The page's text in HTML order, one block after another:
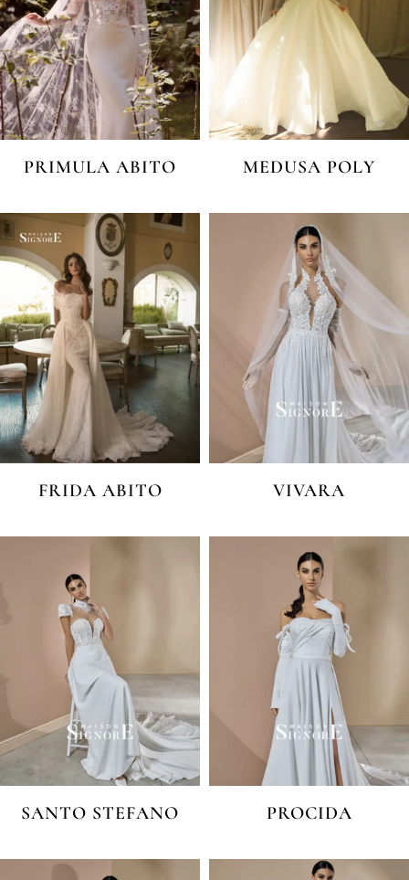
PRIMULA ABITO MEDUSA POLY
FRIDA ABITO VIVARA
SANTO STEFANO PROCIDA